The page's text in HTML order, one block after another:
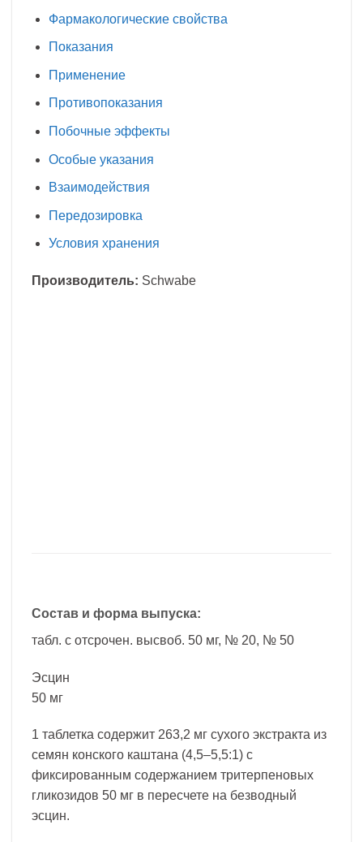
Фармакологические свойства
Показания
Применение
Противопоказания
Побочные эффекты
Особые указания
Взаимодействия
Передозировка
Условия хранения
Производитель: Schwabe
Состав и форма выпуска:
табл. с отсрочен. высвоб. 50 мг, № 20, № 50
Эсцин
50 мг
1 таблетка содержит 263,2 мг сухого экстракта из
семян конского каштана (4,5–5,5:1) с
фиксированным содержанием тритерпеновых
гликозидов 50 мг в пересчете на безводный
эсцин.